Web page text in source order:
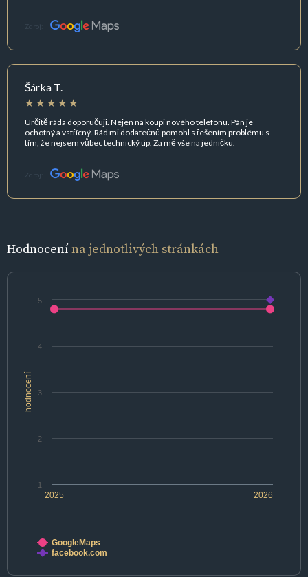
Zdroj:
Šárka T.
Určitě ráda doporučuji. Nejen na koupi nového telefonu. Pán je
ochotný a vstřícný. Rád mi dodatečně pomohl s řešením problému s
tím, že nejsem vůbec technický tip. Za mě vše na jedničku.
Zdroj:
Hodnocenína jednotlivých stránkách
hodnocení
2025 2026
1
2
3
4
5
GoogleMaps
facebook.com